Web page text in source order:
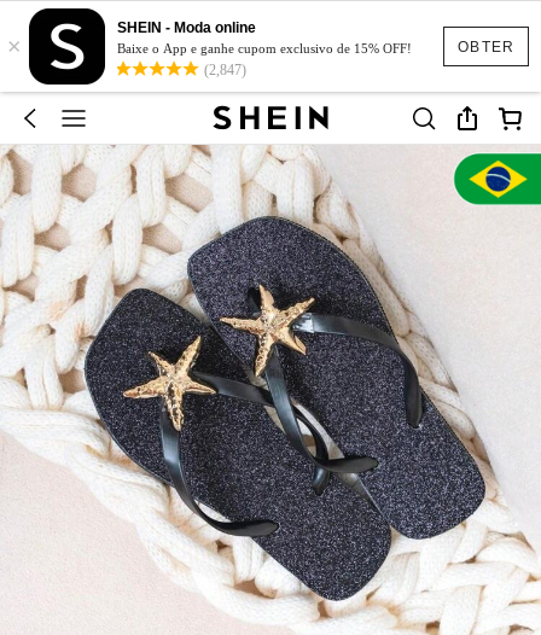
OBTER
×
SHEIN - Moda online
Baixe o App e ganhe cupom exclusivo de 15% OFF!
(2,847)